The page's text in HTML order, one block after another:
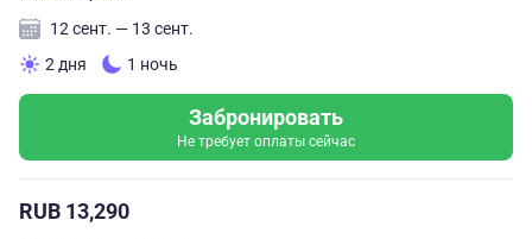
12 сент. — 13 сент.
2 дня
1 ночь
Забронировать
Не требует оплаты сейчас
RUB 13,290